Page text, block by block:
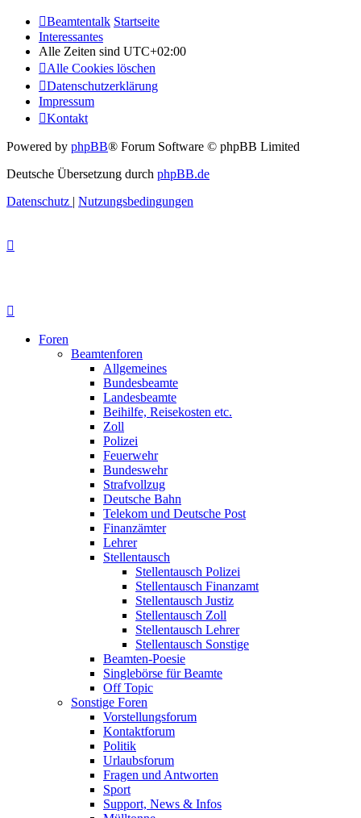
Beamtentalk Startseite
Interessantes
Alle Zeiten sind UTC+02:00
Alle Cookies löschen
Datenschutzerklärung
Impressum
Kontakt
Powered by phpBB® Forum Software © phpBB Limited
Deutsche Übersetzung durch phpBB.de
Datenschutz | Nutzungsbedingungen
Foren
Beamtenforen
Allgemeines
Bundesbeamte
Landesbeamte
Beihilfe, Reisekosten etc.
Zoll
Polizei
Feuerwehr
Bundeswehr
Strafvollzug
Deutsche Bahn
Telekom und Deutsche Post
Finanzämter
Lehrer
Stellentausch
Stellentausch Polizei
Stellentausch Finanzamt
Stellentausch Justiz
Stellentausch Zoll
Stellentausch Lehrer
Stellentausch Sonstige
Beamten-Poesie
Singlebörse für Beamte
Off Topic
Sonstige Foren
Vorstellungsforum
Kontaktforum
Politik
Urlaubsforum
Fragen und Antworten
Sport
Support, News & Infos